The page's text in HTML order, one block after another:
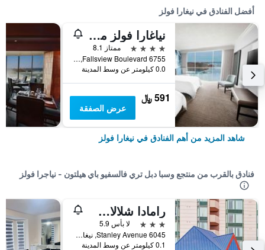
أفضل الفنادق في نيغارا فولز
نياغارا فولز ماريوت أون ذا فولز
4 نجوم
ممتاز 8.1
6755 Fallsview Boulevard, نيغارا فولز, ON, كندا
0.0 كيلومتر عن وسط المدينة
591 ﷼
عرض الصفقة
شاهد المزيد من أهم الفنادق في نيغارا فولز
فنادق بالقرب من منتجع وسبا دبل تري فالسفيو باي هيلتون - نياجرا فولز
رامادا شلالات نياغارا
3 نجوم
لا بأس 5.9
6045 Stanley Avenue, نيغارا فولز, ON, كندا
0.1 كيلومتر عن وسط المدينة